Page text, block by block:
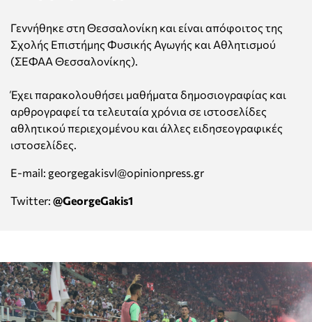
Γεννήθηκε στη Θεσσαλονίκη και είναι απόφοιτος της
Σχολής Επιστήμης Φυσικής Αγωγής και Αθλητισμού
(ΣΕΦΑΑ Θεσσαλονίκης).
Έχει παρακολουθήσει μαθήματα δημοσιογραφίας και
αρθρογραφεί τα τελευταία χρόνια σε ιστοσελίδες
αθλητικού περιεχομένου και άλλες ειδησεογραφικές
ιστοσελίδες.
E-mail: georgegakisvl@opinionpress.gr
Twitter: @GeorgeGakis1